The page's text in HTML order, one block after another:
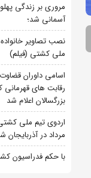
مروری بر زندگی
آسمانی شد؛
نصب تصاویر
ملی کشتی (فیلم)
اسامی داوران
رقابت های
بزرگسالان اعلام شد
مرداد در
با حکم فدراسیون